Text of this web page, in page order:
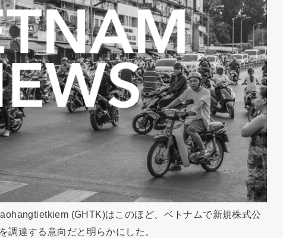
(GHTK)はこのほど、ベトナムで新規株式公
調達する意向だと明らかにした。